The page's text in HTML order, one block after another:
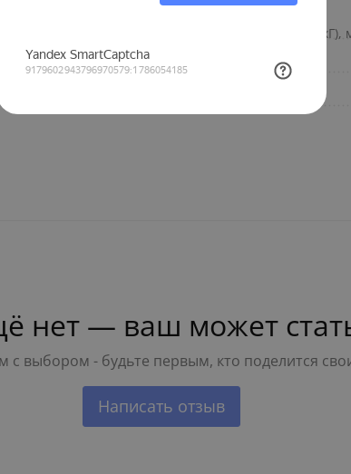
Габариты, размер (ВхШхГ),
Вес(кг)
нет — ваш может
с выбором - будьте первым, кто поделится
Написать отзыв